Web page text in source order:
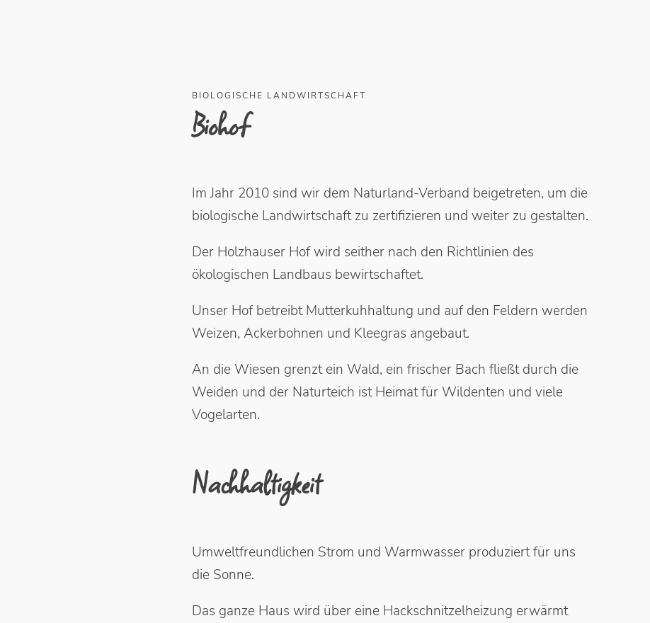
BIOLOGISCHE LANDWIRTSCHAFT
Biohof
Im Jahr 2010 sind wir dem Naturland-Verband beigetreten, um die
biologische Landwirtschaft zu zertifizieren und weiter zu gestalten.
Der Holzhauser Hof wird seither nach den Richtlinien des
ökologischen Landbaus bewirtschaftet.
Unser Hof betreibt Mutterkuhhaltung und auf den Feldern werden
Weizen, Ackerbohnen und Kleegras angebaut.
An die Wiesen grenzt ein Wald, ein frischer Bach fließt durch die
Weiden und der Naturteich ist Heimat für Wildenten und viele
Vogelarten.
Nachhaltigkeit
Umweltfreundlichen Strom und Warmwasser produziert für uns
die Sonne.
Das ganze Haus wird über eine Hackschnitzelheizung erwärmt